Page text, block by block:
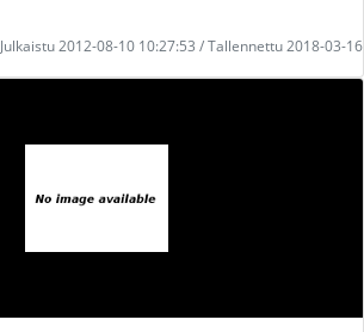
Julkaistu 2012-08-10 10:27:53 / Tallennettu 2018-03-16